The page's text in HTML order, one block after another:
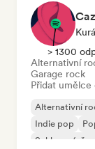
> 1300
Alternativní
Garage rock
Přidat
Alternativní
Indie pop
Schlager/